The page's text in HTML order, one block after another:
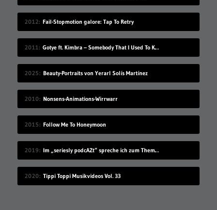
2012 Fail-Stopmotion galore: Tap To Retry
2011 Gotye ft. Kimbra – Somebody That I Used To Know
2025 Beauty-Portraits von Yerarl Solís Martínez
2010 Nonsens-Animations-Wirrwarr
2015 Follow Me To Honeymoon
2019 Im „seriesly podcAZt“ spreche ich zum Thema „Algorithmus“
2020 Tippi Toppi Musikvideos Vol. 33